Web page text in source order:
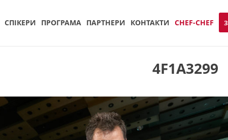
СПIКЕРИ ПРОГРАМА ПАРТНЕРИ КОНТАКТИ CHEF-CHEF
4F1A3299